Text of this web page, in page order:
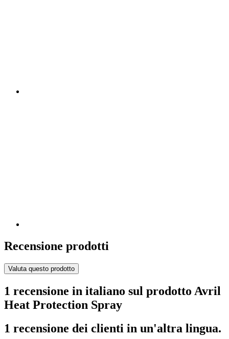
Recensione prodotti
Valuta questo prodotto
1 recensione in italiano sul prodotto Avril
Heat Protection Spray
1 recensione dei clienti in un'altra lingua.